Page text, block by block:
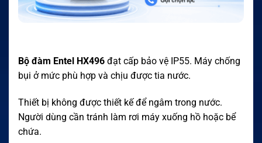
Bộ đàm Entel HX496 đạt cấp bảo vệ IP55. Máy chống
bụi ở mức phù hợp và chịu được tia nước.
Thiết bị không được thiết kế để ngâm trong nước.
Người dùng cần tránh làm rơi máy xuống hồ hoặc bể
chứa.